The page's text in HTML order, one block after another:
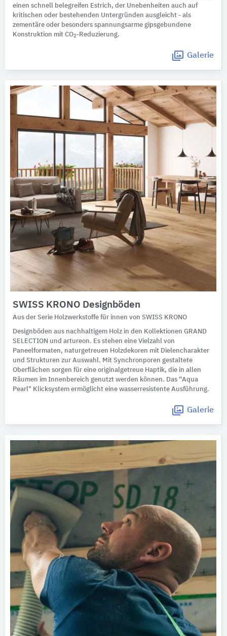
einen schnell belegreifen Estrich, der Unebenheiten auch auf
kritischen oder bestehenden Untergründen ausgleicht - als
zementäre oder besonders spannungsarme gipsgebundene
Konstruktion mit CO2-Reduzierung.
Galerie
SWISS KRONO Designböden
Aus der Serie Holzwerkstoffe für innen von SWISS KRONO
Designböden aus nachhaltigem Holz in den Kollektionen GRAND
SELECTION und artureon. Es stehen eine Vielzahl von
Paneelformaten, naturgetreuen Holzdekoren mit Dielencharakter
und Strukturen zur Auswahl. Mit Synchronporen gestaltete
Oberflächen sorgen für eine originalgetreue Haptik, die in allen
Räumen im Innenbereich genutzt werden können. Das “Aqua
Pearl" Klicksystem ermöglicht eine wasserresistente Ausführung.
Galerie